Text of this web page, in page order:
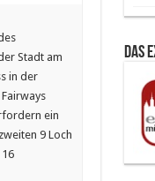
Stadt am
in der
ein
9 Loch
Das